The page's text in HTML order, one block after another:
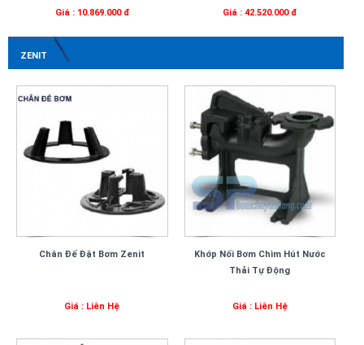
Giá : 10.869.000 đ Giá : 42.520.000 đ
ZENIT
Chân Đế Đặt Bơm Zenit
Giá : Liên Hệ
Khớp Nối Bơm Chìm Hút Nước
Thải Tự Động
Giá : Liên Hệ